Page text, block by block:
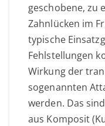
geschobene, zu
Zahnlücken im
typische
Fehlstellungen
Wirkung der
sogenannten
werden. Das
aus Komposit